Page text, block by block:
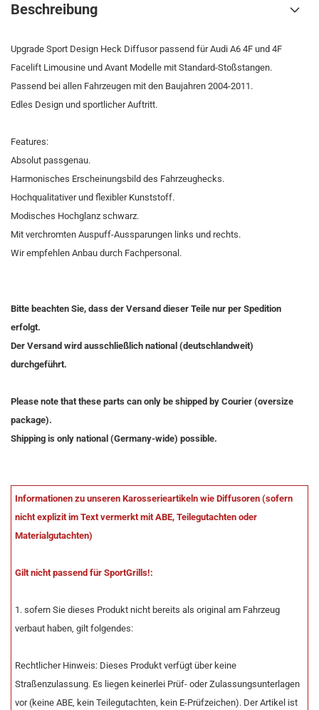
Beschreibung
Upgrade Sport Design Heck Diffusor passend für Audi A6 4F und 4F
Facelift Limousine und Avant Modelle mit Standard-Stoßstangen.
Passend bei allen Fahrzeugen mit den Baujahren 2004-2011.
Edles Design und sportlicher Auftritt.
Features:
Absolut passgenau.
Harmonisches Erscheinungsbild des Fahrzeughecks.
Hochqualitativer und flexibler Kunststoff.
Modisches Hochglanz schwarz.
Mit verchromten Auspuff-Aussparungen links und rechts.
Wir empfehlen Anbau durch Fachpersonal.
Bitte beachten Sie, dass der Versand dieser Teile nur per Spedition
erfolgt.
Der Versand wird ausschließlich national (deutschlandweit)
durchgeführt.
Please note that these parts can only be shipped by Courier (oversize
package).
Shipping is only national (Germany-wide) possible.
Informationen zu unseren Karosserieartikeln wie Diffusoren (sofern
nicht explizit im Text vermerkt mit ABE, Teilegutachten oder
Materialgutachten)
Gilt nicht passend für SportGrills!:
1. sofern Sie dieses Produkt nicht bereits als original am Fahrzeug
verbaut haben, gilt folgendes:
Rechtlicher Hinweis: Dieses Produkt verfügt über keine
Straßenzulassung. Es liegen keinerlei Prüf- oder Zulassungsunterlagen
vor (keine ABE, kein Teilegutachten, kein E-Prüfzeichen). Der Artikel ist